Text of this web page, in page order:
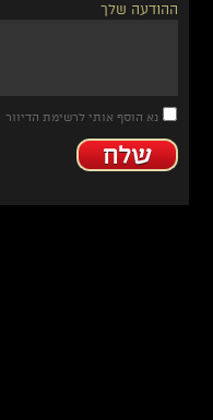
ההודעה שלך
נא הוסף אותי לרשימת הדיוור